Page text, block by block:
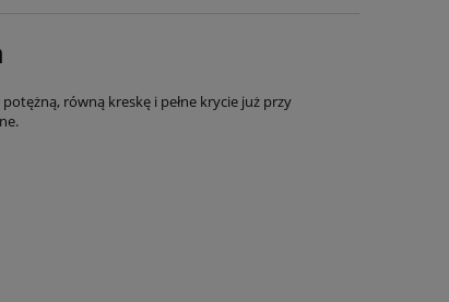
równą kreskę i pełne krycie już przy